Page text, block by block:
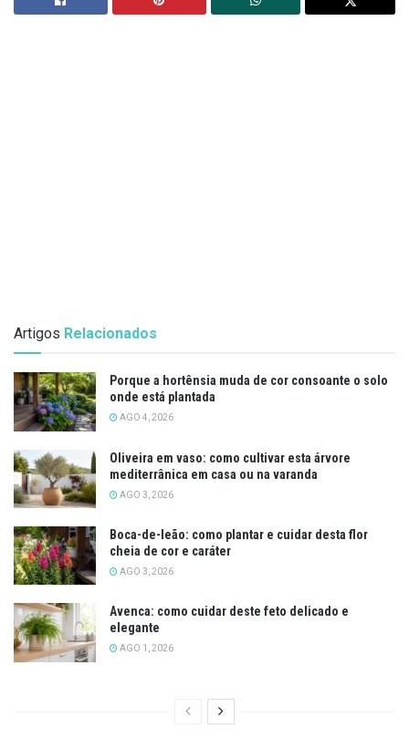
Artigos Relacionados
Porque a hortênsia muda de cor consoante o solo
onde está plantada
AGO 4, 2026
Oliveira em vaso: como cultivar esta árvore
mediterrânica em casa ou na varanda
AGO 3, 2026
Boca-de-leão: como plantar e cuidar desta flor
cheia de cor e caráter
AGO 3, 2026
Avenca: como cuidar deste feto delicado e
elegante
AGO 1, 2026